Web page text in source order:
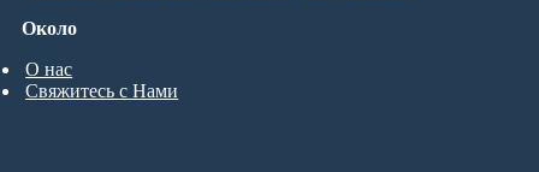
Около
О нас
Свяжитесь с Нами